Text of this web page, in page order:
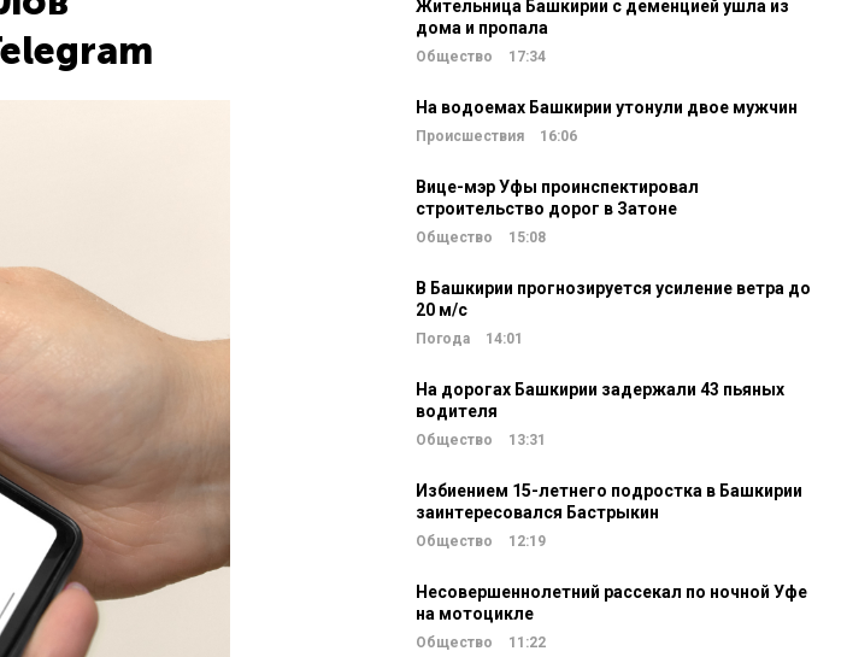
Жительница Башкирии с деменцией ушла из
дома и пропала
Общество 17:34
На водоемах Башкирии утонули двое мужчин
Происшествия 16:06
Вице-мэр Уфы проинспектировал
строительство дорог в Затоне
Общество 15:08
В Башкирии прогнозируется усиление ветра до
20 м/c
Погода 14:01
На дорогах Башкирии задержали 43 пьяных
водителя
Общество 13:31
Избиением 15-летнего подростка в Башкирии
заинтересовался Бастрыкин
Общество 12:19
Несовершеннолетний рассекал по ночной Уфе
на мотоцикле
Общество 11:22